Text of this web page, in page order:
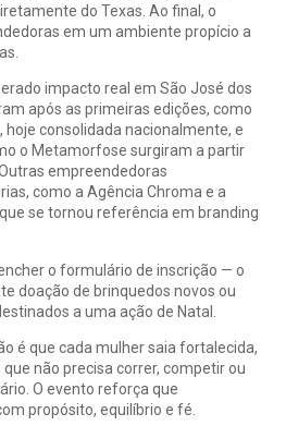
do Texas. Ao final, o
em um ambiente propício a
impacto real em São José dos
após as primeiras edições, como
hoje consolidada nacionalmente, e
o Metamorfose surgiram a partir
empreendedoras
como a Agência Chroma e a
se tornou referência em branding
o formulário de inscrição — o
doação de brinquedos novos ou
a uma ação de Natal.
é que cada mulher saia fortalecida,
não precisa correr, competir ou
O evento reforça que
propósito, equilíbrio e fé.